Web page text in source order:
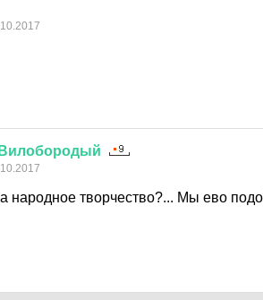
Вилобородый
народное творчество?... Мы ево